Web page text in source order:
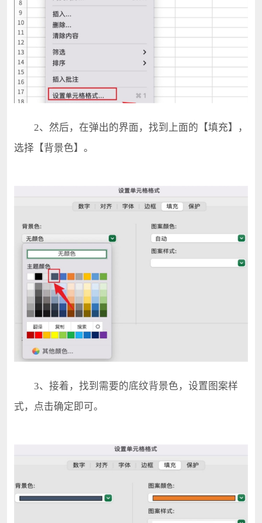
2、然后，在弹出的界面，找到上面的【填充】，
选择【背景色】。
3、接着，找到需要的底纹背景色，设置图案样
式，点击确定即可。